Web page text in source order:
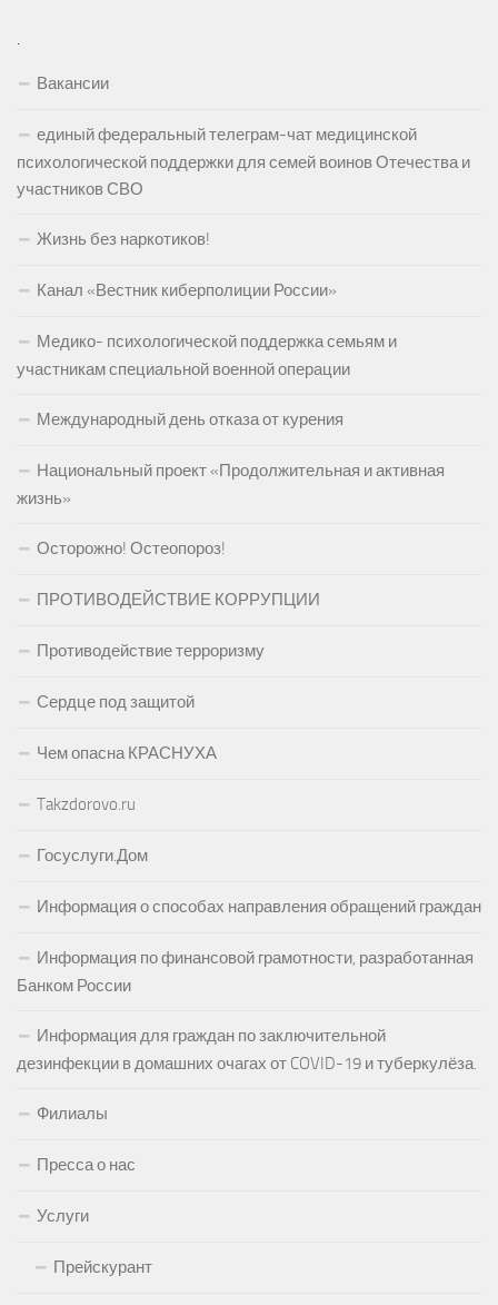
.
Вакансии
единый федеральный телеграм-чат медицинской
психологической поддержки для семей воинов Отечества и
участников СВО
Жизнь без наркотиков!
Канал «Вестник киберполиции России»
Медико- психологической поддержка семьям и
участникам специальной военной операции
Международный день отказа от курения
Национальный проект «Продолжительная и активная
жизнь»
Осторожно! Остеопороз!
ПРОТИВОДЕЙСТВИЕ КОРРУПЦИИ
Противодействие терроризму
Сердце под защитой
Чем опасна КРАСНУХА
Takzdorovo.ru
Госуслуги.Дом
Информация о способах направления обращений граждан
Информация по финансовой грамотности, разработанная
Банком России
Информация для граждан по заключительной
дезинфекции в домашних очагах от COVID-19 и туберкулёза.
Филиалы
Пресса о нас
Услуги
Прейскурант